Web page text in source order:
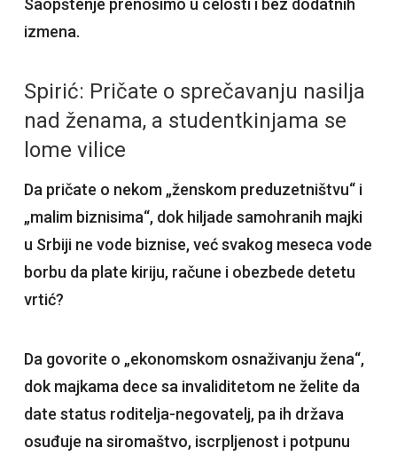
Saopštenje prenosimo u celosti i bez dodatnih
izmena.
Spirić: Pričate o sprečavanju nasilja
nad ženama, a studentkinjama se
lome vilice
Da pričate o nekom „ženskom preduzetništvu“ i
„malim biznisima“, dok hiljade samohranih majki
u Srbiji ne vode biznise, već svakog meseca vode
borbu da plate kiriju, račune i obezbede detetu
vrtić?
Da govorite o „ekonomskom osnaživanju žena“,
dok majkama dece sa invaliditetom ne želite da
date status roditelja-negovatelj, pa ih država
osuđuje na siromaštvo, iscrpljenost i potpunu